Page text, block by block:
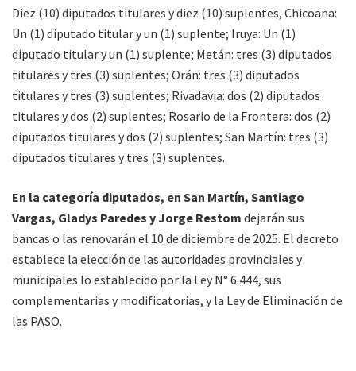
Diez (10) diputados titulares y diez (10) suplentes, Chicoana:
Un (1) diputado titular y un (1) suplente; Iruya: Un (1)
diputado titular y un (1) suplente; Metán: tres (3) diputados
titulares y tres (3) suplentes; Orán: tres (3) diputados
titulares y tres (3) suplentes; Rivadavia: dos (2) diputados
titulares y dos (2) suplentes; Rosario de la Frontera: dos (2)
diputados titulares y dos (2) suplentes; San Martín: tres (3)
diputados titulares y tres (3) suplentes.
En la categoría diputados, en San Martín, Santiago
Vargas, Gladys Paredes y Jorge Restom dejarán sus
bancas o las renovarán el 10 de diciembre de 2025. El decreto
establece la elección de las autoridades provinciales y
municipales lo establecido por la Ley N° 6.444, sus
complementarias y modificatorias, y la Ley de Eliminación de
las PASO.